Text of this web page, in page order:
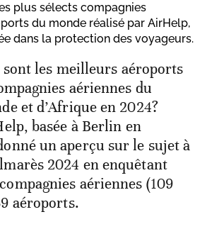
plus sélects compagnies
du monde réalisé par AirHelp,
dans la protection des voyageurs.
sont les meilleurs aéroports
aériennes du
et d’Afrique en 2024?
basée à Berlin en
un aperçu sur le sujet à
2024 en enquêtant
aériennes (109
aéroports.